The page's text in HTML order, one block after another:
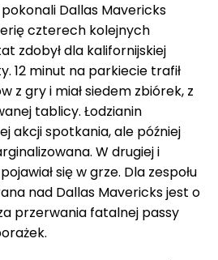
Dallas Mavericks
czterech kolejnych
zdobył dla kalifornijskiej
12 minut na parkiecie trafił
z gry i miał siedem zbiórek, z
tablicy. Łodzianin
akcji spotkania, ale później
W drugiej i
się w grze. Dla zespołu
nad Dallas Mavericks jest o
przerwania fatalnej passy